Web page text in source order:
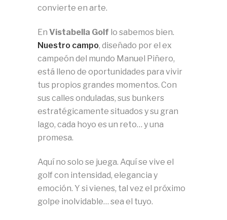
convierte en arte.
En Vistabella Golf lo sabemos bien.
Nuestro campo, diseñado por el ex
campeón del mundo Manuel Piñero,
está lleno de oportunidades para vivir
tus propios grandes momentos. Con
sus calles onduladas, sus bunkers
estratégicamente situados y su gran
lago, cada hoyo es un reto… y una
promesa.
Aquí no solo se juega. Aquí se vive el
golf con intensidad, elegancia y
emoción. Y si vienes, tal vez el próximo
golpe inolvidable… sea el tuyo.